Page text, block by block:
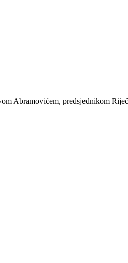
Abramovićem, predsjednikom